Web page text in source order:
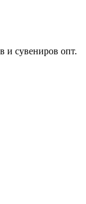
и сувениров опт.